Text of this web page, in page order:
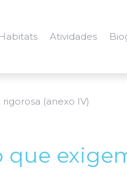
Habitats Atividades
(anexo IV)
que